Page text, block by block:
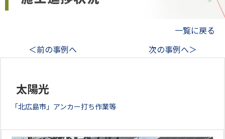
一覧に戻る
＜前の事例へ
次の事例へ＞
太陽光
「北広島市」アンカー打ち作業等